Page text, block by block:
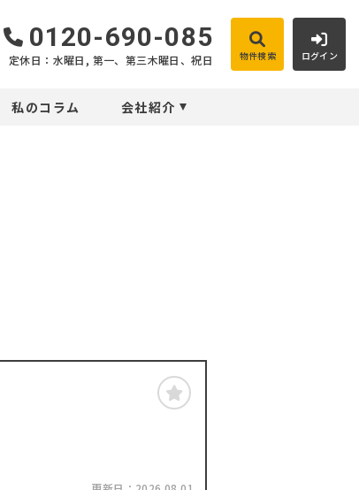
0120-690-085
定休日：水曜日, 第一、第三木曜日、祝日 物件検索 ログイン
私のコラム 会社紹介